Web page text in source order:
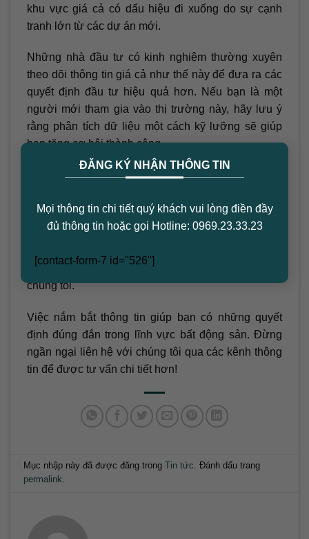
ĐĂNG KÝ NHẬN THÔNG TIN
Mọi thông tin chi tiết quý khách vui lòng điền đầy
đủ thông tin hoặc gọi Hotline: 0969.23.33.23
[contact-form-7 id="526"]
khu vực giá cả có dấu hiệu đi xuống do sự cạnh
tranh lớn từ các dự án mới.
Những nhà đầu tư có kinh nghiệm thường xuyên
theo dõi thông tin giá cả như thế này để đưa ra các
quyết định đầu tư hiệu quả hơn. Nếu bạn là một
người mới tham gia vào thị trường này, hãy lưu ý
rằng phân tích dữ liệu một cách kỹ lưỡng sẽ giúp
bạn tăng cơ hội thành công.
Kết luận và lời khuyên
và nhà đầu tư sẽ có cái nhìn tổng quan về tình hình
căn hộ chung cư tại TP HCM. Để biết thêm thông tin
có thể tham khảo trên Website
chúng tôi.
Việc nắm bắt thông tin giúp bạn có những quyết
định đúng đắn trong lĩnh vực bất động sản. Đừng
ngần ngại liên hệ với chúng tôi qua các kênh thông
tin để được tư vấn chi tiết hơn!
Mục nhập này đã được đăng trongTin tức . Đánh dấu trang
permalink